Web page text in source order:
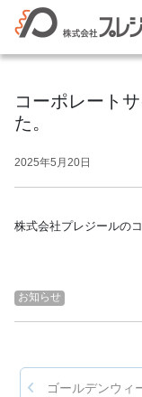
メインナビゲーショ
コーポレート
た。
2025年5月20日
株式会社プレジールの
お知らせ
ゴールデンウィ